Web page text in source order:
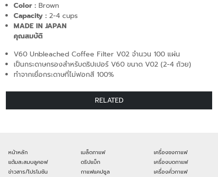
Color : Brown
Capacity : 2-4 cups
MADE IN JAPAN
คุณสมบัติ
V60 Unbleached Coffee Filter V02 จำนวน 100 แผ่น
เป็นกระดาษกรองสำหรับดริปเปอร์ V60 ขนาด V02 (2-4 ถ้วย)
ทำจากเยื่อกระดาษที่ไม่ฟอกสี 100%
RELATED
หน้าหลัก
แต้มสะสมบลูคอฟ
ข่าวสาร/โปรโมชัน
เมล็ดกาแฟ
ดริปแบ็ก
กาแฟแคปซูล
เครื่องชงกาแฟ
เครื่องบดกาแฟ
เครื่องคั่วกาแฟ